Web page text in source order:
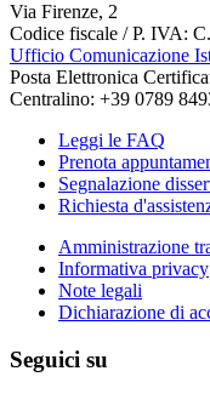
Via Firenze, 2
Codice fiscale / P. IVA:
Ufficio Comunicazione
Posta Elettronica
Centralino: +39 0789
Leggi le FAQ
Prenota
Segnalazione
Richiesta
Amministrazione
Informativa privacy
Note legali
Dichiarazione di
Seguici su